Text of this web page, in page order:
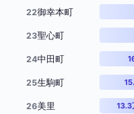
22御幸本町
23聖心町
24中田町
25生駒町
26美里 13.3